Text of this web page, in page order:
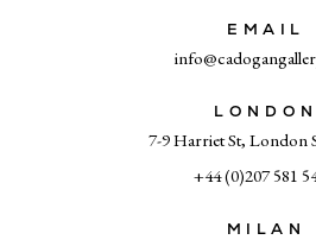
EMAIL
LONDON
7-9 Harriet St, London
+44 (0)207 581
MILAN